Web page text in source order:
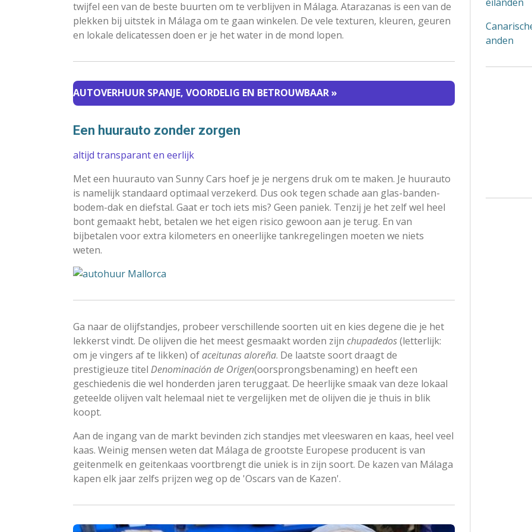
twijfel een van de beste buurten om te verblijven in Málaga. Atarazanas is een van de
plekken bij uitstek in Málaga om te gaan winkelen. De vele texturen, kleuren, geuren
en lokale delicatessen doen er je het water in de mond lopen.
AUTOVERHUUR SPANJE, VOORDELIG EN BETROUWBAAR »
Een huurauto zonder zorgen
altijd transparant en eerlijk
Met een huurauto van Sunny Cars hoef je je nergens druk om te maken. Je huurauto
is namelijk standaard optimaal verzekerd. Dus ook tegen schade aan glas-banden-
bodem-dak en diefstal. Gaat er toch iets mis? Geen paniek. Tenzij je het zelf wel heel
bont gemaakt hebt, betalen we het eigen risico gewoon aan je terug. En van
bijbetalen voor extra kilometers en oneerlijke tankregelingen moeten we niets
weten.
Ga naar de olijfstandjes, probeer verschillende soorten uit en kies degene die je het
lekkerst vindt. De olijven die het meest gesmaakt worden zijn chupadedos(letterlijk:
om je vingers af te likken) ofaceitunas aloreña. De laatste soort draagt de
prestigieuze titel Denominación de Origen(oorsprongsbenaming) en heeft een
geschiedenis die wel honderden jaren teruggaat. De heerlijke smaak van deze lokaal
geteelde olijven valt helemaal niet te vergelijken met de olijven die je thuis in blik
koopt.
Aan de ingang van de markt bevinden zich standjes met vleeswaren en kaas, heel veel
kaas. Weinig mensen weten dat Málaga de grootste Europese producent is van
geitenmelk en geitenkaas voortbrengt die uniek is in zijn soort. De kazen van Málaga
kapen elk jaar zelfs prijzen weg op de 'Oscars van de Kazen'.
anden